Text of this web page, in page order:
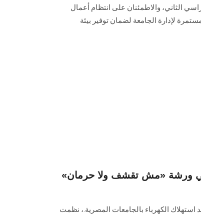
الثاني، والاطمئنان على انتظام أعمال
لإدارة الجامعة لضمان توفير بيئة
في ورشة «مش تقشف ولا حرمان»
استهلاك الكهرباء بالجامعات المصرية.، نظمت